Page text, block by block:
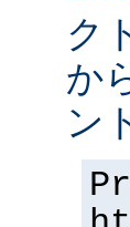
ク
か
ン